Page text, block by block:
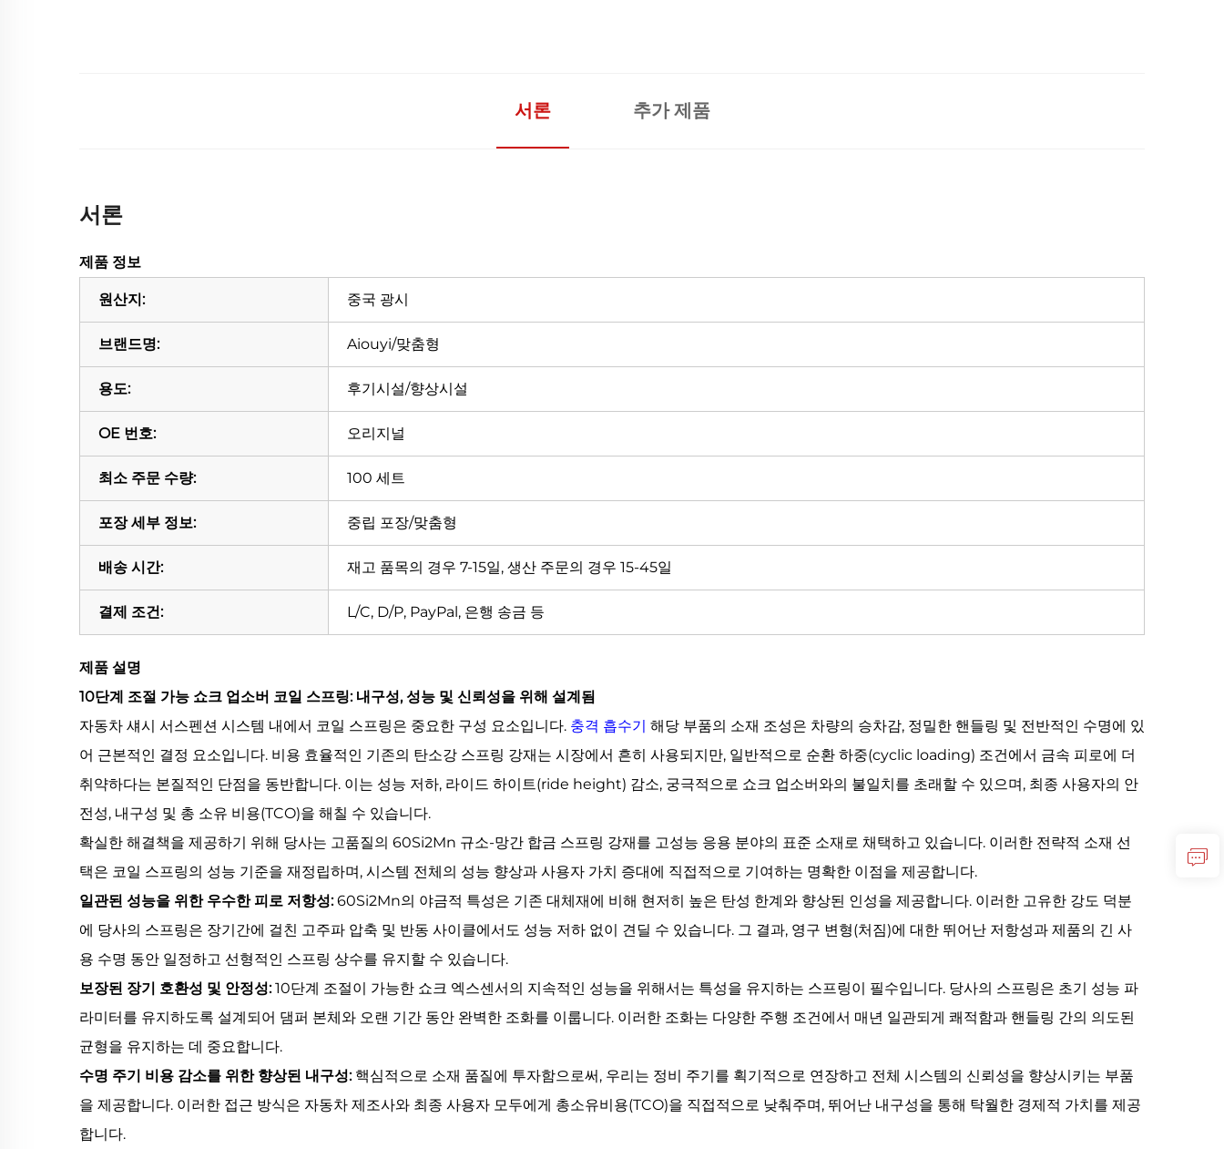
서론 추가 제품
서론
제품 정보
원산지: 중국 광시
브랜드명: Aiouyi/맞춤형
용도: 후기시설/향상시설
OE 번호: 오리지널
최소 주문 수량: 100 세트
포장 세부 정보: 중립 포장/맞춤형
배송 시간: 재고 품목의 경우 7-15일, 생산 주문의 경우 15-45일
결제 조건: L/C, D/P, PayPal, 은행 송금 등
제품 설명
10단계 조절 가능 쇼크 업소버 코일 스프링: 내구성, 성능 및 신뢰성을 위해 설계됨
자동차 섀시 서스펜션 시스템 내에서 코일 스프링은 중요한 구성 요소입니다. 충격 흡수기 해당 부품의 소재 조성은 차량의 승차감, 정밀한 핸들링 및 전반적인 수명에 있
어 근본적인 결정 요소입니다. 비용 효율적인 기존의 탄소강 스프링 강재는 시장에서 흔히 사용되지만, 일반적으로 순환 하중(cyclic loading) 조건에서 금속 피로에 더
취약하다는 본질적인 단점을 동반합니다. 이는 성능 저하, 라이드 하이트(ride height) 감소, 궁극적으로 쇼크 업소버와의 불일치를 초래할 수 있으며, 최종 사용자의 안
전성, 내구성 및 총 소유 비용(TCO)을 해칠 수 있습니다.
확실한 해결책을 제공하기 위해 당사는 고품질의 60Si2Mn 규소-망간 합금 스프링 강재를 고성능 응용 분야의 표준 소재로 채택하고 있습니다. 이러한 전략적 소재 선
택은 코일 스프링의 성능 기준을 재정립하며, 시스템 전체의 성능 향상과 사용자 가치 증대에 직접적으로 기여하는 명확한 이점을 제공합니다.
일관된 성능을 위한 우수한 피로 저항성:60Si2Mn의 야금적 특성은 기존 대체재에 비해 현저히 높은 탄성 한계와 향상된 인성을 제공합니다. 이러한 고유한 강도 덕분
에 당사의 스프링은 장기간에 걸친 고주파 압축 및 반동 사이클에서도 성능 저하 없이 견딜 수 있습니다. 그 결과, 영구 변형(처짐)에 대한 뛰어난 저항성과 제품의 긴 사
용 수명 동안 일정하고 선형적인 스프링 상수를 유지할 수 있습니다.
보장된 장기 호환성 및 안정성:10단계 조절이 가능한 쇼크 엑스센서의 지속적인 성능을 위해서는 특성을 유지하는 스프링이 필수입니다. 당사의 스프링은 초기 성능 파
라미터를 유지하도록 설계되어 댐퍼 본체와 오랜 기간 동안 완벽한 조화를 이룹니다. 이러한 조화는 다양한 주행 조건에서 매년 일관되게 쾌적함과 핸들링 간의 의도된
균형을 유지하는 데 중요합니다.
수명 주기 비용 감소를 위한 향상된 내구성: 핵심적으로 소재 품질에 투자함으로써, 우리는 정비 주기를 획기적으로 연장하고 전체 시스템의 신뢰성을 향상시키는 부품
을 제공합니다. 이러한 접근 방식은 자동차 제조사와 최종 사용자 모두에게 총소유비용(TCO)을 직접적으로 낮춰주며, 뛰어난 내구성을 통해 탁월한 경제적 가치를 제공
합니다.